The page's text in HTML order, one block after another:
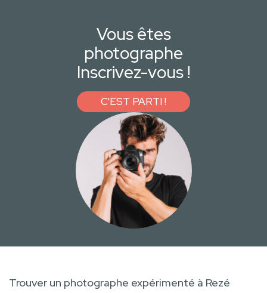
Vous êtes
photographe
Inscrivez-vous !
C'EST PARTI !
Trouver un photographe expérimenté à Rezé